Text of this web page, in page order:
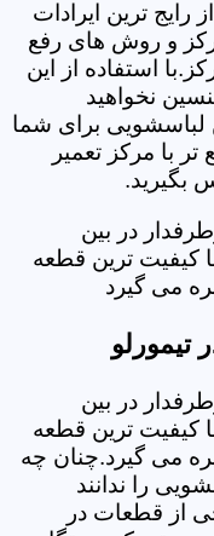
ترین ایرادات
و روش های رفع
استفاده از این
نخواهید
برای شما
با مرکز تعمیر
بگیرید.
در بین
کیفیت ترین قطعه
می گیرد
در بین
کیفیت ترین قطعه
می گیرد.چنان چه
را ندانند
از قطعات در